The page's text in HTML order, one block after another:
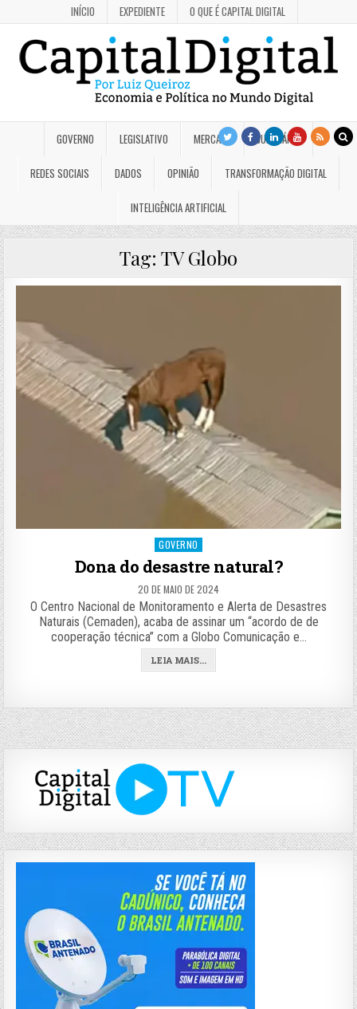
INÍCIO EXPEDIENTE O QUE É CAPITAL DIGITAL
GOVERNO LEGISLATIVO MERCADO JUDICIÁRIO
REDES SOCIAIS DADOS OPINIÃO TRANSFORMAÇÃO DIGITAL
INTELIGÊNCIA ARTIFICIAL
Tag: TV Globo
Posted
GOVERNO
Dona do desastre natural?
20 DE MAIO DE 2024
O Centro Nacional de Monitoramento e Alerta de Desastres
Naturais (Cemaden), acaba de assinar um “acordo de de
cooperação técnica” com a Globo Comunicação e…
LEIA MAIS...